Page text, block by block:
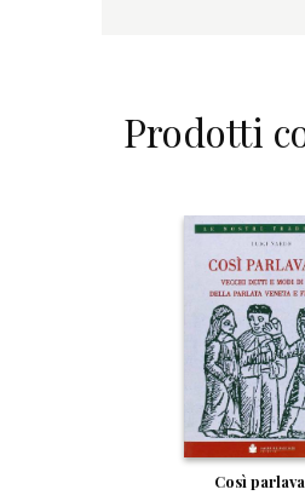
Prodotti
Così